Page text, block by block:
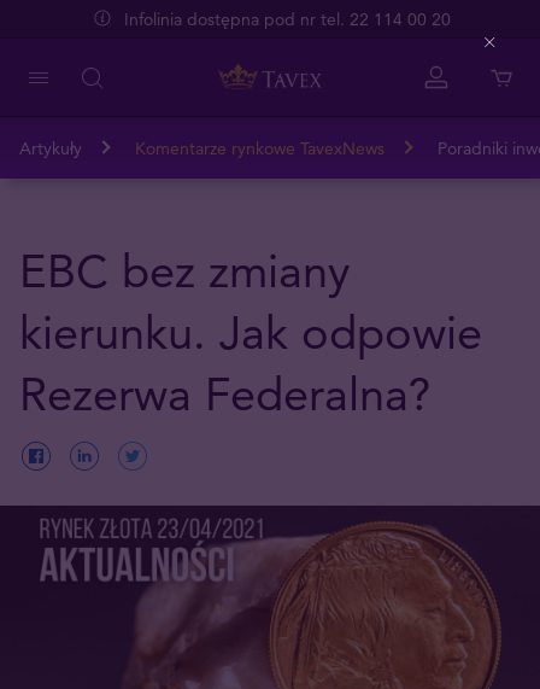
Infolinia dostępna pod nr tel. 22 114 00 20
Artykuły Komentarze rynkowe TavexNews Poradniki
EBC bez zmiany
kierunku. Jak odpowie
Rezerwa Federalna?
Close